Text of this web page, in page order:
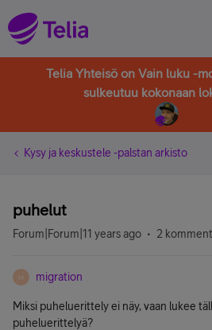
Telia Yhteisö on Vain luku -
sulkeutuu kokonaan
Kysy ja keskustele -palstan arkisto
puhelut
Forum|Forum|11 years ago 2
M migration
Miksi puheluerittely ei näy, vaan lukee
puheluerittelyä?